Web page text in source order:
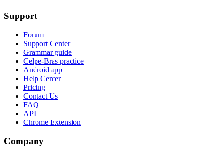
Support
Forum
Support Center
Grammar guide
Celpe-Bras practice
Android app
Help Center
Pricing
Contact Us
FAQ
API
Chrome Extension
Company